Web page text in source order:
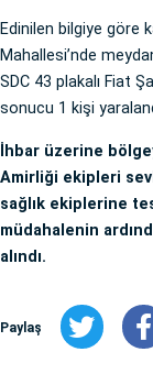
Edinilen bilgiye göre
Mahallesi’nde
SDC 43 plakalı Fiat
sonucu 1 kişi
İhbar üzerine
Amirliği ekipleri
sağlık ekiplerine
müdahalenin
alındı.
Paylaş